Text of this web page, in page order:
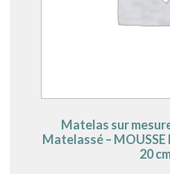
Matelas sur
Matelassé – MOUSSE
20